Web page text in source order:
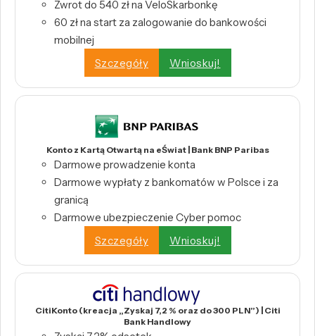
Zwrot do 540 zł na VeloSkarbonkę
60 zł na start za zalogowanie do bankowości
mobilnej
Szczegóły
Wnioskuj!
Konto z Kartą Otwartą na eŚwiat | Bank BNP Paribas
Darmowe prowadzenie konta
Darmowe wypłaty z bankomatów w Polsce i za
granicą
Darmowe ubezpieczenie Cyber pomoc
Szczegóły
Wnioskuj!
CitiKonto (kreacja „Zyskaj 7,2 % oraz do 300 PLN”) | Citi
Bank Handlowy